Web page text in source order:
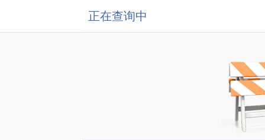
正在查询中